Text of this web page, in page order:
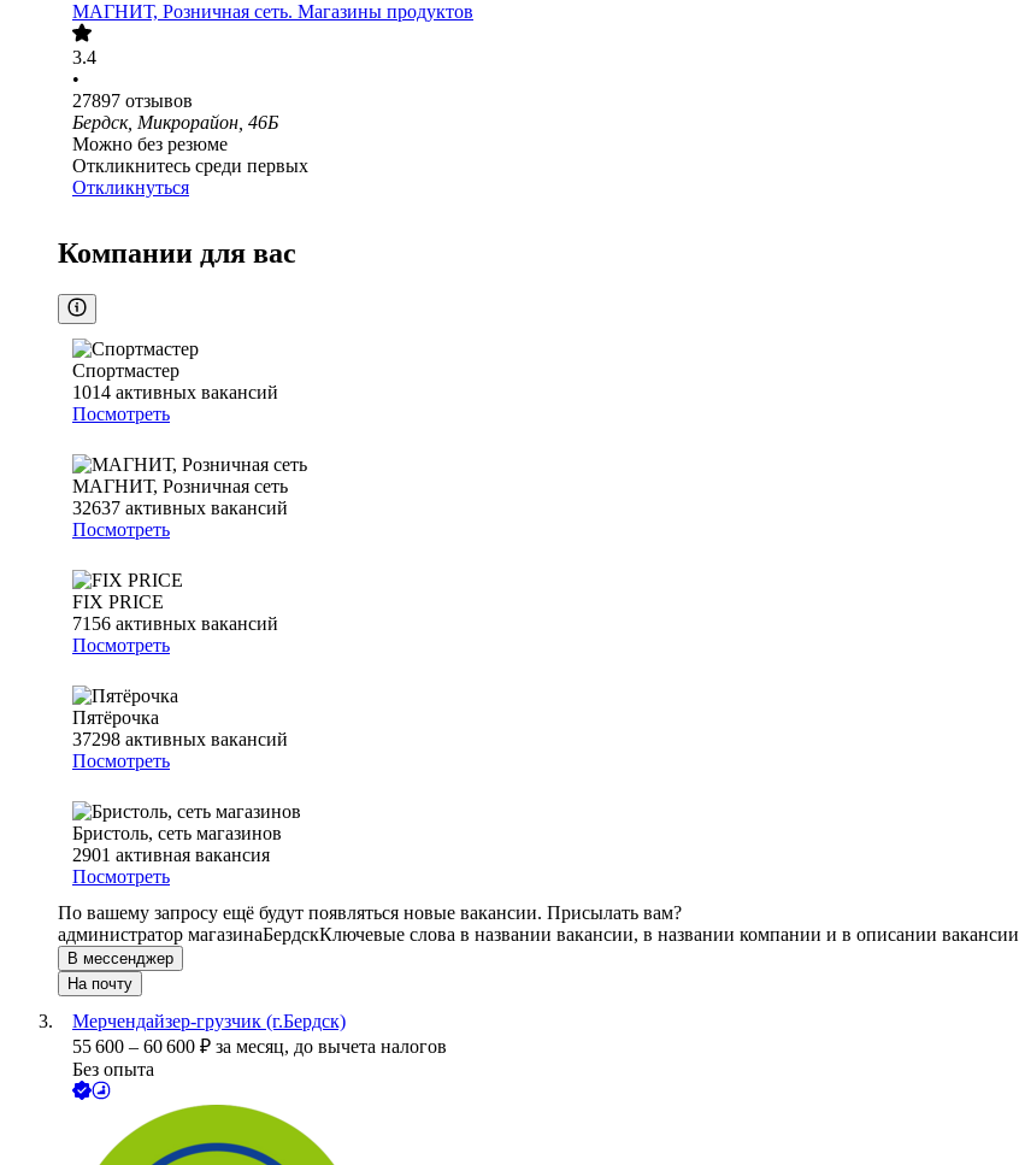
МАГНИТ, Розничная сеть. Магазины продуктов
3.4
•
27897 отзывов
Бердск, Микрорайон, 46Б
Можно без резюме
Откликнитесь среди первых
Откликнуться
Компании для вас
Спортмастер
1014 активных вакансий
Посмотреть
МАГНИТ, Розничная сеть
32637 активных вакансий
Посмотреть
FIX PRICE
7156 активных вакансий
Посмотреть
Пятёрочка
37298 активных вакансий
Посмотреть
Бристоль, сеть магазинов
2901 активная вакансия
Посмотреть
По вашему запросу ещё будут появляться новые вакансии. Присылать вам?
администратор магазинаБердскКлючевые слова в названии вакансии, в названии компании и в описании вакансии
В мессенджер
На почту
Мерчендайзер-грузчик (г.Бердск)
55 600 – 60 600 ₽ за месяц, до вычета налогов
Без опыта